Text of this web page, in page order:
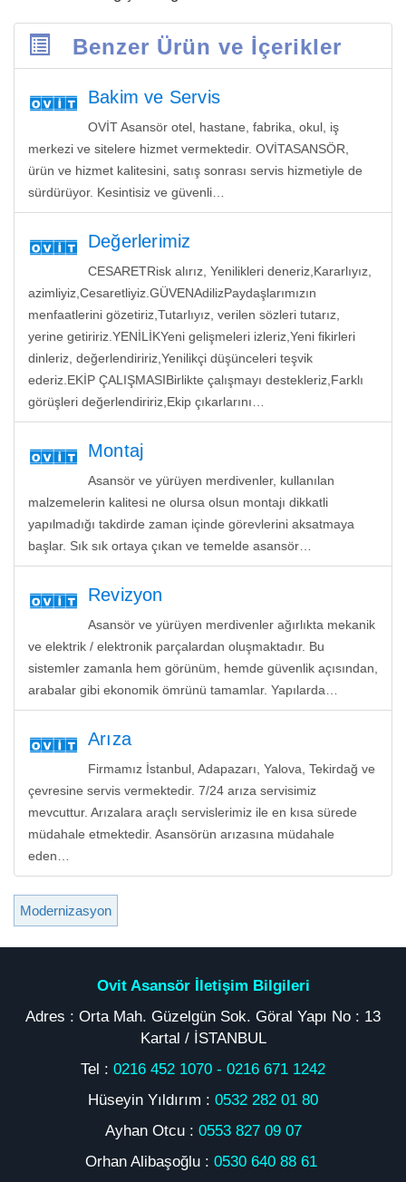
Benzer Ürün ve İçerikler
Bakim ve Servis
OVİT Asansör otel, hastane, fabrika, okul, iş
merkezi ve sitelere hizmet vermektedir. OVİTASANSÖR,
ürün ve hizmet kalitesini, satış sonrası servis hizmetiyle de
sürdürüyor. Kesintisiz ve güvenli…
Değerlerimiz
CESARETRisk alırız, Yenilikleri deneriz,Kararlıyız,
azimliyiz,Cesaretliyiz.GÜVENAdilizPaydaşlarımızın
menfaatlerini gözetiriz,Tutarlıyız, verilen sözleri tutarız,
yerine getiririz.YENİLİKYeni gelişmeleri izleriz,Yeni fikirleri
dinleriz, değerlendiririz,Yenilikçi düşünceleri teşvik
ederiz.EKİP ÇALIŞMASIBirlikte çalışmayı destekleriz,Farklı
görüşleri değerlendiririz,Ekip çıkarlarını…
Montaj
Asansör ve yürüyen merdivenler, kullanılan
malzemelerin kalitesi ne olursa olsun montajı dikkatli
yapılmadığı takdirde zaman içinde görevlerini aksatmaya
başlar. Sık sık ortaya çıkan ve temelde asansör…
Revizyon
Asansör ve yürüyen merdivenler ağırlıkta mekanik
ve elektrik / elektronik parçalardan oluşmaktadır. Bu
sistemler zamanla hem görünüm, hemde güvenlik açısından,
arabalar gibi ekonomik ömrünü tamamlar. Yapılarda…
Arıza
Firmamız İstanbul, Adapazarı, Yalova, Tekirdağ ve
çevresine servis vermektedir. 7/24 arıza servisimiz
mevcuttur. Arızalara araçlı servislerimiz ile en kısa sürede
müdahale etmektedir. Asansörün arızasına müdahale
eden…
Modernizasyon
Ovit Asansör İletişim Bilgileri
Adres : Orta Mah. Güzelgün Sok. Göral Yapı No : 13
Kartal / İSTANBUL
Tel : 0216 452 1070 - 0216 671 1242
Hüseyin Yıldırım : 0532 282 01 80
Ayhan Otcu : 0553 827 09 07
Orhan Alibaşoğlu : 0530 640 88 61